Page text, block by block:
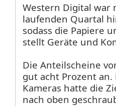
Western Digital war
laufenden Quartal
sodass die Papiere
stellt Geräte und
Die Anteilscheine
gut acht Prozent
Kameras hatte die
nach oben